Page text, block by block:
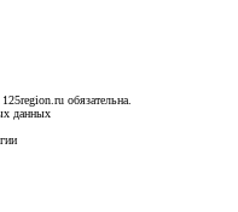
обязательна.
данных